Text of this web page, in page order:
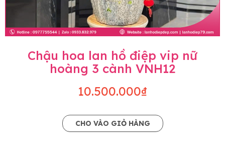
Chậu hoa lan hồ điệp vip nữ
hoàng 3 cành VNH12
10.500.000₫
CHO VÀO GIỎ HÀNG